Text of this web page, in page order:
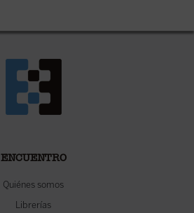
ENCUENTRO
Quiénes somos
Librerías